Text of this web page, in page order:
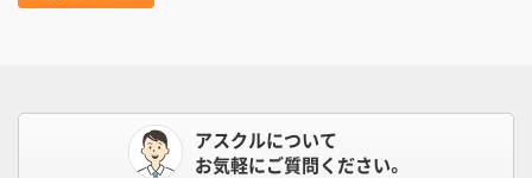
アスクルについて
お気軽にご質問ください。